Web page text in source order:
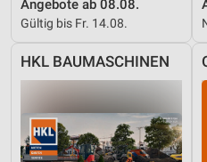
Angebote ab 08.08.
Gültig bis Fr. 14.08.
HKL BAUMASCHINEN